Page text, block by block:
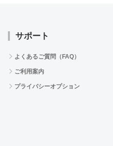
サポート
よくあるご質問（FAQ）
ご利用案内
プライバシーオプション